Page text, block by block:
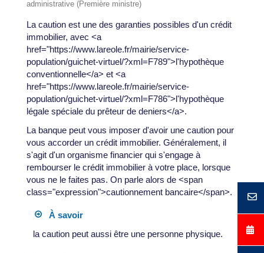
administrative (Première ministre)
La caution est une des garanties possibles d'un crédit
immobilier, avec <a
href="https://www.lareole.fr/mairie/service-
population/guichet-virtuel/?xml=F789">l'hypothèque
conventionnelle</a> et <a
href="https://www.lareole.fr/mairie/service-
population/guichet-virtuel/?xml=F786">l'hypothèque
légale spéciale du prêteur de deniers</a>.
La banque peut vous imposer d'avoir une caution pour
vous accorder un crédit immobilier. Généralement, il
s'agit d'un organisme financier qui s'engage à
rembourser le crédit immobilier à votre place, lorsque
vous ne le faites pas. On parle alors de <span
class="expression">cautionnement bancaire</span>.
À savoir
la caution peut aussi être une personne physique.